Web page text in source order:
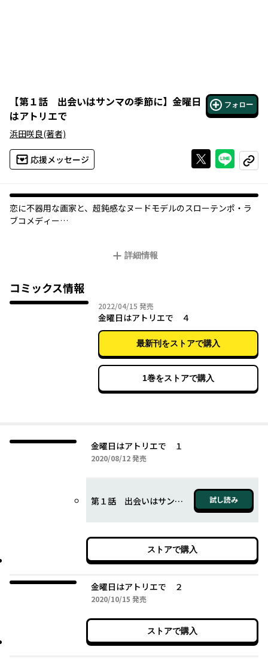
【第１話 出会いはサンマの季節に】 金曜日
はアトリエで
フォロー
浜田咲良(著者)
応援メッセージ Xで投稿する
ライン
コピー
恋に不器用な画家と、超鈍感なヌードモデルのスローテンポ・ラ
ブコメディー
に声をかけられモデルをさせられることに。ただそのモデルとは
しかし環のあまりの受け入れ様に誘った石原はなぜか恋に落ち――!?
難だらけのふたりのなかなか進まぬ（でも絶対惹かれあってる）
すれ違いラブ、スタートします！
詳細情報
コミックス情報
2022/04/15 2022年04月15日
発売
金曜日はアトリエで ４
最新刊をストアで購入
1巻をストアで購入
金曜日はアトリエで １
2020/08/122020年08月12日
発売
第１話 出会いはサンマの季節に 試し読み
ストアで購入
金曜日はアトリエで ２
2020/10/15 2020年10月15日
発売
ストアで購入